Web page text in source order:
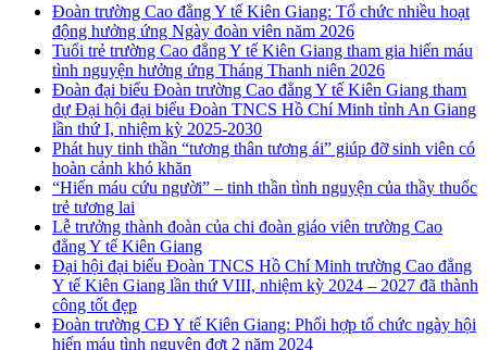
Đoàn trường Cao đẳng Y tế Kiên Giang: Tổ chức nhiều hoạt
động hưởng ứng Ngày đoàn viên năm 2026
Tuổi trẻ trường Cao đẳng Y tế Kiên Giang tham gia hiến máu
tình nguyện hưởng ứng Tháng Thanh niên 2026
Đoàn đại biểu Đoàn trường Cao đẳng Y tế Kiên Giang tham
dự Đại hội đại biểu Đoàn TNCS Hồ Chí Minh tỉnh An Giang
lần thứ I, nhiệm kỳ 2025-2030
Phát huy tinh thần “tương thân tương ái” giúp đỡ sinh viên có
hoàn cảnh khó khăn
“Hiến máu cứu người” – tinh thần tình nguyện của thầy thuốc
trẻ tương lai
Lễ trưởng thành đoàn của chi đoàn giáo viên trường Cao
đẳng Y tế Kiên Giang
Đại hội đại biểu Đoàn TNCS Hồ Chí Minh trường Cao đẳng
Y tế Kiên Giang lần thứ VIII, nhiệm kỳ 2024 – 2027 đã thành
công tốt đẹp
Đoàn trường CĐ Y tế Kiên Giang: Phối hợp tổ chức ngày hội
hiến máu tình nguyện đợt 2 năm 2024